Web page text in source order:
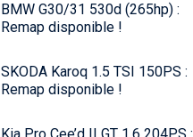
BMW G30/31 530d (265hp) :
Remap disponible !
SKODA Karoq 1.5 TSI 150PS :
Remap disponible !